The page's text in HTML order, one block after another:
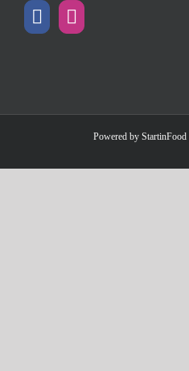
Powered by StartinFood